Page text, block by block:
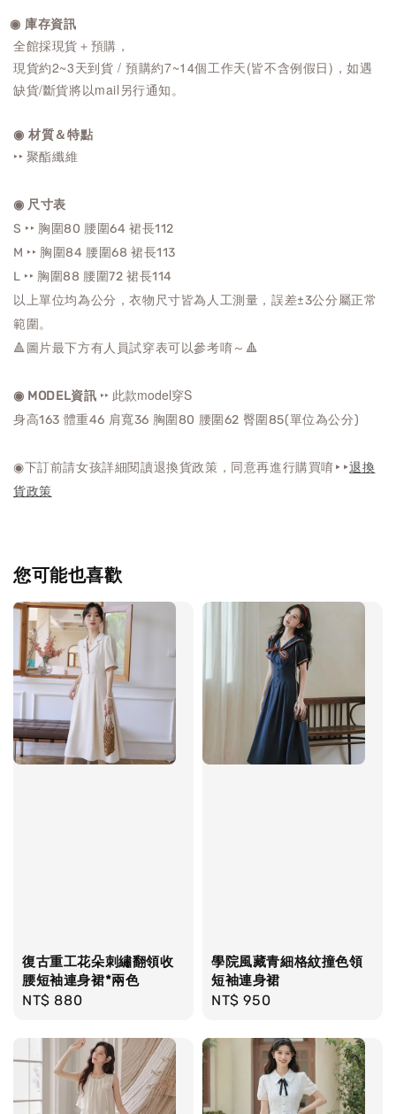
庫存資訊
全館採現貨＋預購，
現貨約2~3天到貨 / 預購約7~14個工作天(皆不含例假日)，如遇
缺貨/斷貨將以mail另行通知。
◉ 材質＆特點
‣‣ 聚酯纖維
◉ 尺寸表
S ‣‣ 胸圍80 腰圍64 裙長112
M ‣‣ 胸圍84 腰圍68裙長113
L ‣‣ 胸圍88 腰圍72裙長114
以上單位均為公分，衣物尺寸皆為人工測量，誤差±3公分屬正常
範圍。
🔺圖片最下方有人員試穿表可以參考唷～🔺
◉ MODEL資訊 ‣‣ 此款model穿S
身高163 體重46 肩寬36 胸圍80 腰圍62 臀圍85(單位為公分)
◉下訂前請女孩詳細閱讀退換貨政策，同意再進行購買唷‣‣退換
貨政策
您可能也喜歡
復古重工花朵刺繡翻領收
腰短袖連身裙*兩色
Regular
NT$ 880
學院風藏青細格紋撞色領
短袖連身裙
Regular
NT$ 950